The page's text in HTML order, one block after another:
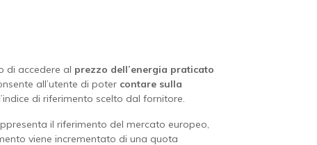
di accedere al prezzo dell’energia praticato
all’utente di poter contare sulla
di riferimento scelto dal fornitore.
il riferimento del mercato europeo,
viene incrementato di una quota